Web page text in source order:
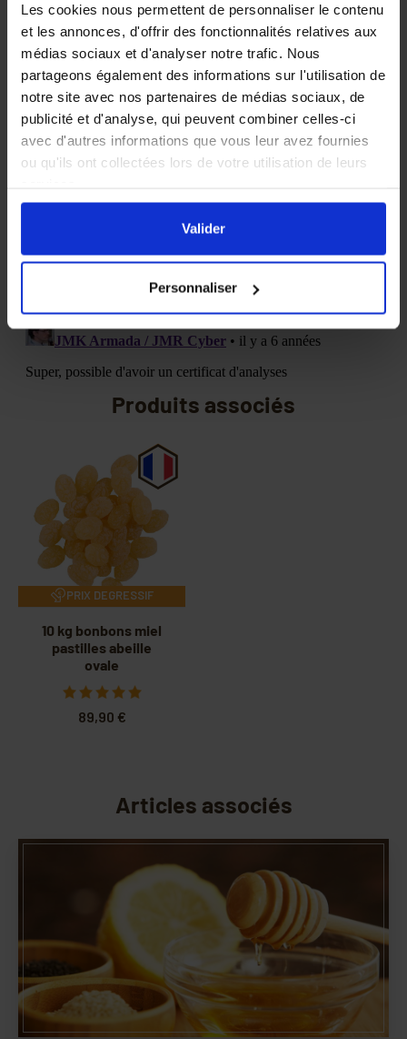
Les cookies nous permettent de personnaliser le contenu
et les annonces, d'offrir des fonctionnalités relatives aux
médias sociaux et d'analyser notre trafic. Nous
partageons également des informations sur l'utilisation de
notre site avec nos partenaires de médias sociaux, de
publicité et d'analyse, qui peuvent combiner celles-ci
avec d'autres informations que vous leur avez fournies
ou qu'ils ont collectées lors de votre utilisation de leurs
En cliquant sur le boutonValidervous acceptez
l'ensemble des cookies de notre site ainsi que ceux de
nos partenaires. Vous pouvez également choisir les
Valider
Personnaliser
Produits associés
PRIX DEGRESSIF
10 kg bonbons miel
pastilles abeille
ovale
89,90 €
Articles associés